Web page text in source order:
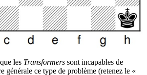
les Transformers sont incapables de
générale ce type de problème (retenez le «